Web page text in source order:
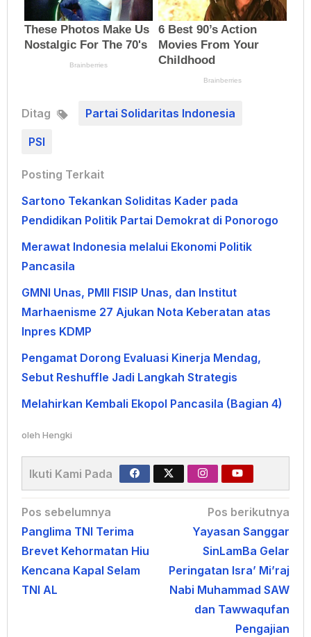
Ditag Partai Solidaritas Indonesia
PSI
Posting Terkait
Sartono Tekankan Soliditas Kader pada
Pendidikan Politik Partai Demokrat di Ponorogo
Merawat Indonesia melalui Ekonomi Politik
Pancasila
GMNI Unas, PMII FISIP Unas, dan Institut
Marhaenisme 27 Ajukan Nota Keberatan atas
Inpres KDMP
Pengamat Dorong Evaluasi Kinerja Mendag,
Sebut Reshuffle Jadi Langkah Strategis
Melahirkan Kembali Ekopol Pancasila (Bagian 4)
oleh Hengki
Ikuti Kami Pada
Navigasi
pos
Pos sebelumnya
Panglima TNI Terima
Brevet Kehormatan Hiu
Kencana Kapal Selam
TNI AL
Pos berikutnya
Yayasan Sanggar
SinLamBa Gelar
Peringatan Isra’ Mi’raj
Nabi Muhammad SAW
dan Tawwaqufan
Pengajian